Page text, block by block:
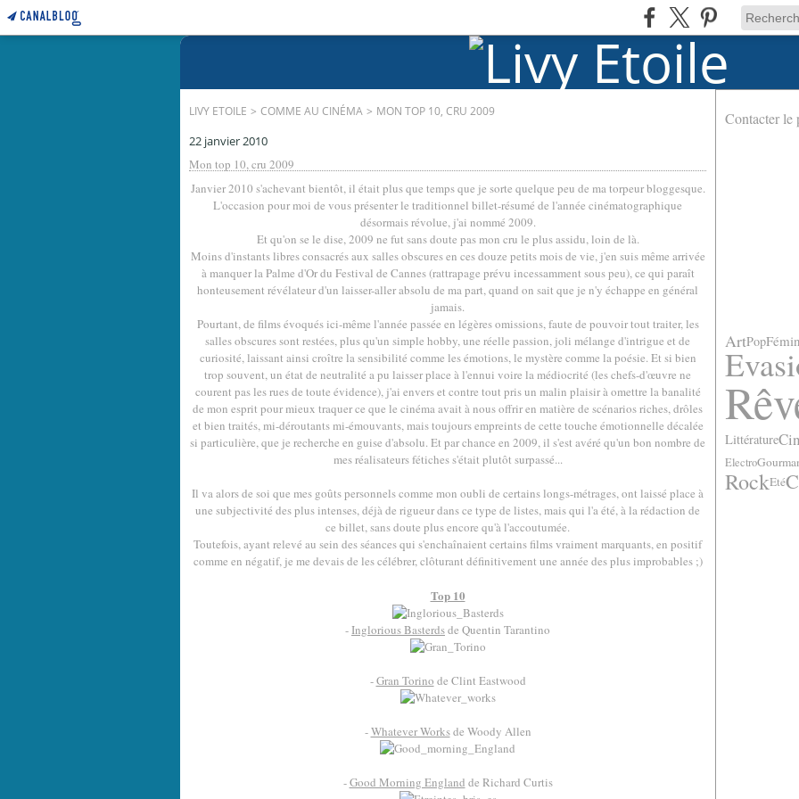
LIVY ETOILE > COMME AU CINÉMA > MON TOP 10, CRU 2009
22 janvier 2010
Mon top 10, cru 2009
Janvier 2010 s'achevant bientôt, il était plus que temps que je sorte quelque peu de ma torpeur bloggesque.
L'occasion pour moi de vous présenter le traditionnel billet-résumé de l'année cinématographique
désormais révolue, j'ai nommé 2009.
Et qu'on se le dise, 2009 ne fut sans doute pas mon cru le plus assidu, loin de là.
Moins d'instants libres consacrés aux salles obscures en ces douze petits mois de vie, j'en suis même arrivée
à manquer la Palme d'Or du Festival de Cannes (rattrapage prévu incessamment sous peu), ce qui paraît
honteusement révélateur d'un laisser-aller absolu de ma part, quand on sait que je n'y échappe en général
jamais.
Pourtant, de films évoqués ici-même l'année passée en légères omissions, faute de pouvoir tout traiter, les
salles obscures sont restées, plus qu'un simple hobby, une réelle passion, joli mélange d'intrigue et de
curiosité, laissant ainsi croître la sensibilité comme les émotions, le mystère comme la poésie. Et si bien
trop souvent, un état de neutralité a pu laisser place à l'ennui voire la médiocrité (les chefs-d'œuvre ne
courent pas les rues de toute évidence), j'ai envers et contre tout pris un malin plaisir à omettre la banalité
de mon esprit pour mieux traquer ce que le cinéma avait à nous offrir en matière de scénarios riches, drôles
et bien traités, mi-déroutants mi-émouvants, mais toujours empreints de cette touche émotionnelle décalée
si particulière, que je recherche en guise d'absolu. Et par chance en 2009, il s'est avéré qu'un bon nombre de
mes réalisateurs fétiches s'était plutôt surpassé...
Il va alors de soi que mes goûts personnels comme mon oubli de certains longs-métrages, ont laissé place à
une subjectivité des plus intenses, déjà de rigueur dans ce type de listes, mais qui l'a été, à la rédaction de
ce billet, sans doute plus encore qu'à l'accoutumée.
Toutefois, ayant relevé au sein des séances qui s'enchaînaient certains films vraiment marquants, en positif
comme en négatif, je me devais de les célébrer, clôturant définitivement une année des plus improbables ;)
Top 10
-Inglorious Basterdsde Quentin Tarantino
-Gran Torino de Clint Eastwood
-Whatever Worksde Woody Allen
-Good Morning England de Richard Curtis
Contacter le
ArtPop
Littérature
Electro
RockEté